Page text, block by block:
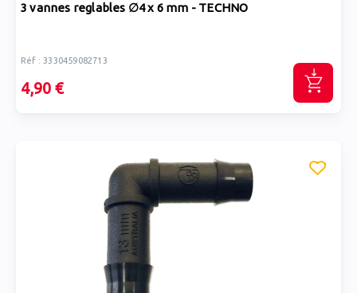
3 vannes reglables ∅4 x 6 mm - TECHNO
Réf : 3330459082713
4,90 €